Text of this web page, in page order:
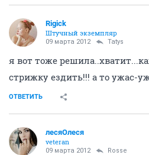
Rigick
Штучный экземпляр
09 марта 2012 Tatys
я вот тоже
стрижку ездить!!! а то ужас-
ОТВЕТИТЬ
лесяОлеся
veteran
09 марта 2012 Rosse